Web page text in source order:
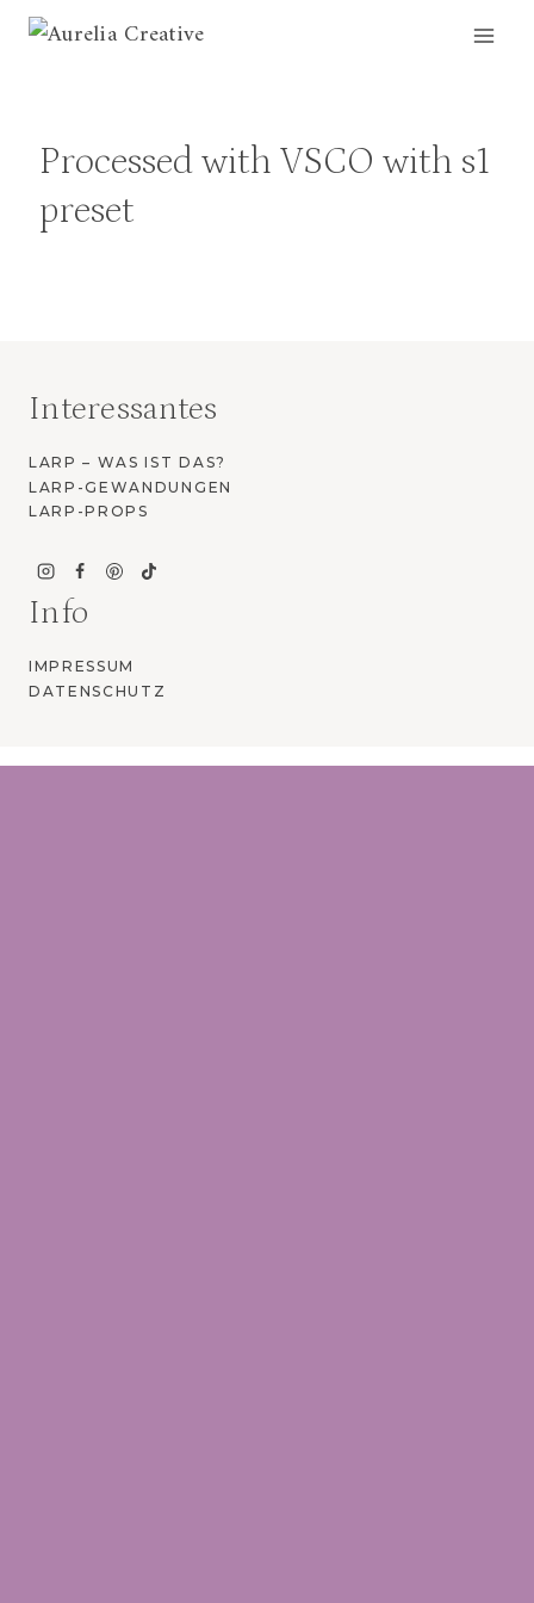
Zum
Processed with VSCO with s1
preset
Interessantes
LARP – WAS IST DAS?
LARP-GEWANDUNGEN
LARP-PROPS
Info
IMPRESSUM
DATENSCHUTZ